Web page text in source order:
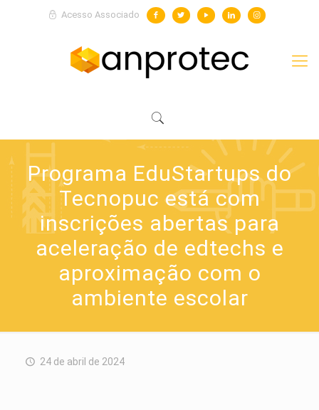
Acesso Associado
Programa EduStartups do
Tecnopuc está com
inscrições abertas para
aceleração de edtechs e
aproximação com o
ambiente escolar
24 de abril de 2024